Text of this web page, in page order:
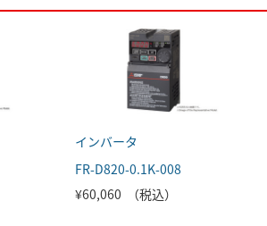
インバータ
FR-D820-0.1K-008
¥60,060 （税込）